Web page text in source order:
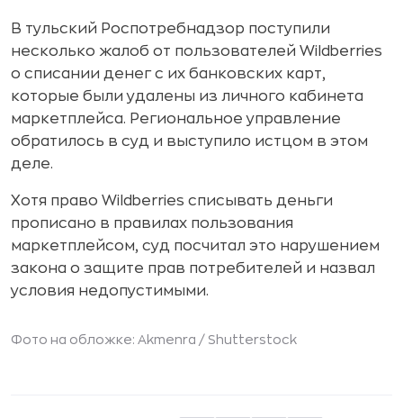
В тульский Роспотребнадзор поступили
несколько жалоб от пользователей Wildberries
о списании денег с их банковских карт,
которые были удалены из личного кабинета
маркетплейса. Региональное управление
обратилось в суд и выступило истцом в этом
деле.
Хотя право Wildberries списывать деньги
прописано в правилах пользования
маркетплейсом, суд посчитал это нарушением
закона о защите прав потребителей и назвал
условия недопустимыми.
Фото на обложке: Akmenra / Shutterstock